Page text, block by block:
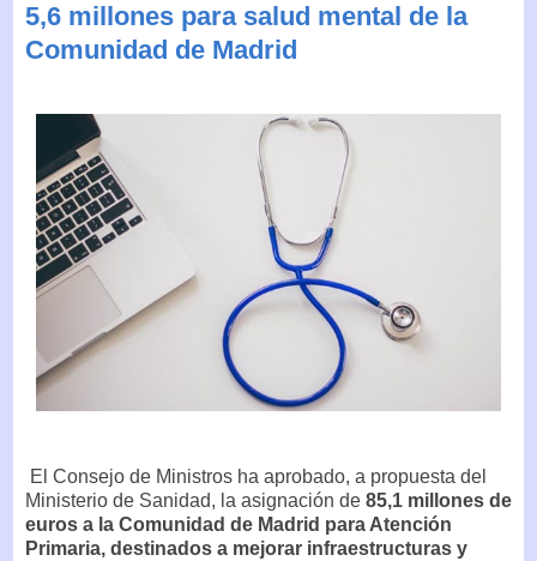
5,6 millones para salud mental de la
Comunidad de Madrid
El Consejo de Ministros ha aprobado, a propuesta del
Ministerio de Sanidad, la asignación de 85,1 millones de
euros a la Comunidad de Madrid para Atención
Primaria, destinados a mejorar infraestructuras y